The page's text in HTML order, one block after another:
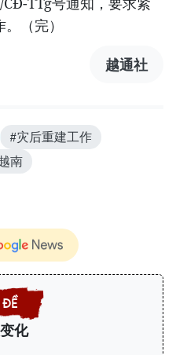
（完）
越通社
#灾后重建工作
南
化